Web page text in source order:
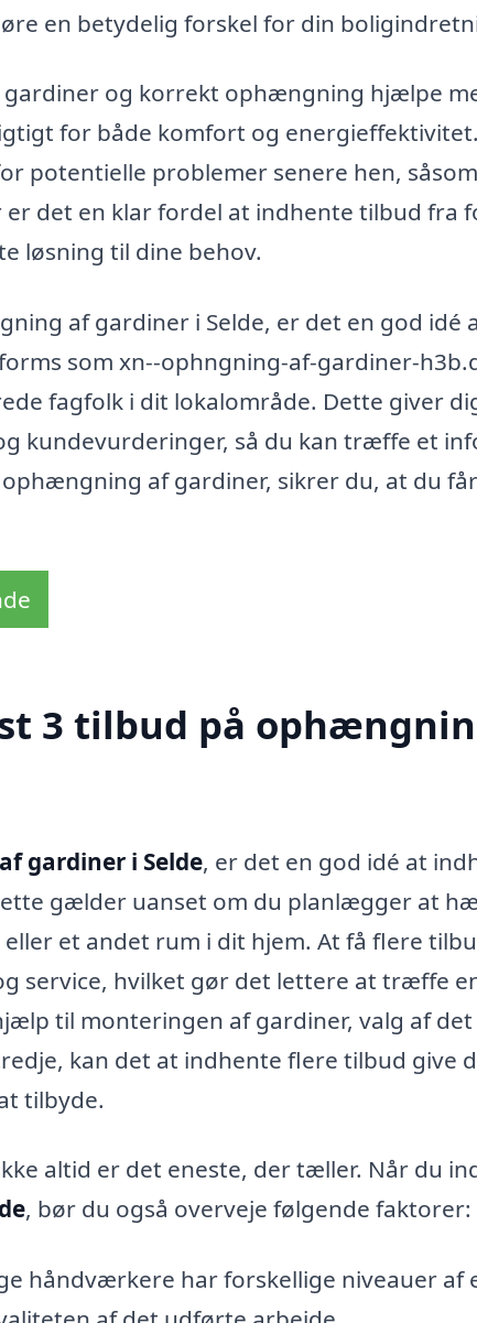
en betydelig forskel for din
gardiner og korrekt ophængning hjælpe
for både komfort og
potentielle problemer senere hen,
det en klar fordel at indhente tilbud fra
løsning til dine behov.
af gardiner i Selde, er det en god idé
som xn--ophngning-af-gardiner-
fagfolk i dit lokalområde. Dette giver
kundevurderinger, så du kan træffe et
af gardiner, sikrer du, at du
3 tilbud på
gardiner i Selde, er det en god idé at
gælder uanset om du planlægger at
et andet rum i dit hjem. At få flere
service, hvilket gør det lettere at træffe
til monteringen af gardiner, valg af
kan det at indhente flere tilbud give
tilbyde.
altid er det eneste, der tæller. Når du
, bør du også overveje følgende faktorer:
håndværkere har forskellige niveauer af